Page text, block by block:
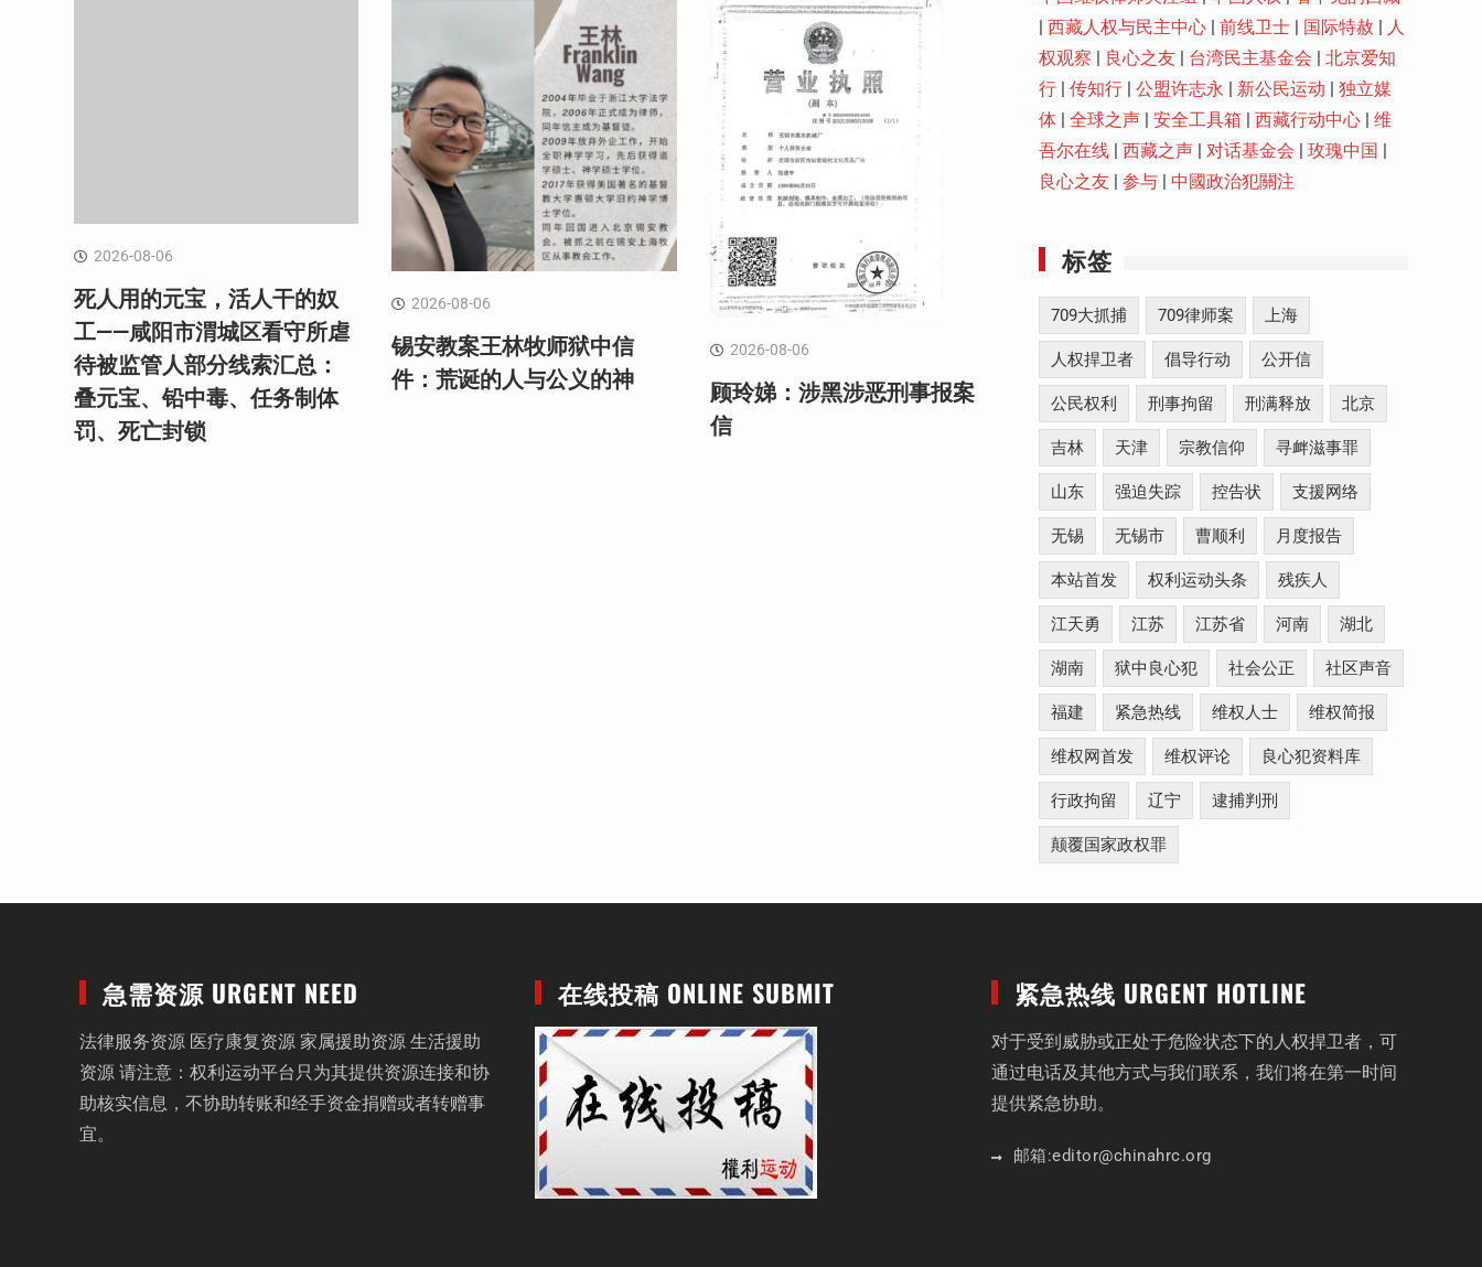
2026-08-06
死人用的元宝，活人干的奴
工——咸阳市渭城区看守所虐
待被监管人部分线索汇总：
叠元宝、铅中毒、任务制体
罚、死亡封锁
2026-08-06
锡安教案王林牧师狱中信
件：荒诞的人与公义的神
2026-08-06
顾玲娣：涉黑涉恶刑事报案
信
| 西藏人权与民主中心 | 前线卫士 | 国际特赦 | 人
权观察 | 良心之友 | 台湾民主基金会 | 北京爱知
行 | 传知行 | 公盟许志永 | 新公民运动 | 独立媒
体 | 全球之声 | 安全工具箱 | 西藏行动中心 | 维
吾尔在线 | 西藏之声 | 对话基金会 | 玫瑰中国 |
良心之友 | 参与 | 中國政治犯關注
标签
709大抓捕 709律师案 上海
人权捍卫者 倡导行动 公开信
公民权利 刑事拘留 刑满释放 北京
吉林 天津 宗教信仰 寻衅滋事罪
山东 强迫失踪 控告状 支援网络
无锡 无锡市 曹顺利 月度报告
本站首发 权利运动头条 残疾人
江天勇 江苏 江苏省 河南 湖北
湖南 狱中良心犯 社会公正 社区声音
福建 紧急热线 维权人士 维权简报
维权网首发 维权评论 良心犯资料库
行政拘留 辽宁 逮捕判刑
颠覆国家政权罪
急需资源 URGENT NEED
法律服务资源 医疗康复资源 家属援助资源 生活援助
资源 请注意：权利运动平台只为其提供资源连接和协
助核实信息，不协助转账和经手资金捐赠或者转赠事
宜。
在线投稿 ONLINE SUBMIT 紧急热线 URGENT HOTLINE
对于受到威胁或正处于危险状态下的人权捍卫者，可
通过电话及其他方式与我们联系，我们将在第一时间
提供紧急协助。
邮箱:editor@chinahrc.org